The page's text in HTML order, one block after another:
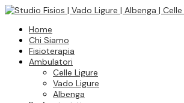
Home
Chi Siamo
Fisioterapia
Ambulatori
Celle Ligure
Vado Ligure
Albenga